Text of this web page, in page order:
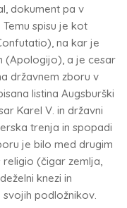
dokument pa v
spisu je kot
na kar je
(Apologijo), a je cesar
državnem zboru v
listina Augsburški
Karel V. in državni
trenja in spopadi
je bilo med drugim
religio (čigar zemlja,
knezi in
podložnikov.